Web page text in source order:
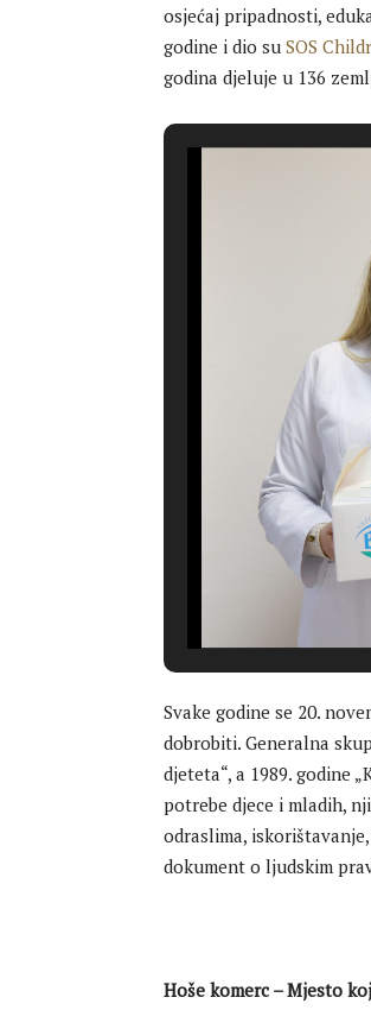
osjećaj pripadnosti,
godine i dio su SOS
godina djeluje u 136
Svake godine se 20.
dobrobiti. Generalna
djeteta“, a 1989. godine
potrebe djece i mladih,
odraslima,
dokument o ljudskim
Hoše komerc – Mjesto